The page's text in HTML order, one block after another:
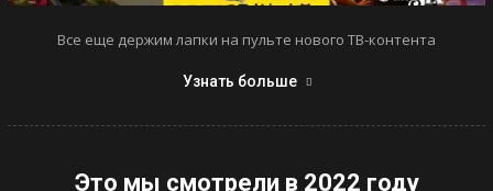
Все еще держим лапки на пульте нового ТВ-контента
Узнать больше
Это мы смотрели в 2022 году